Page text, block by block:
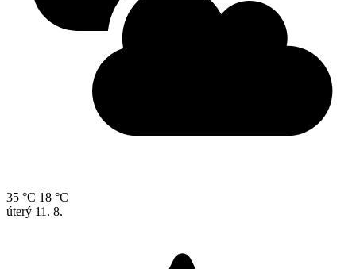
35 °C 18 °C
úterý 11. 8.